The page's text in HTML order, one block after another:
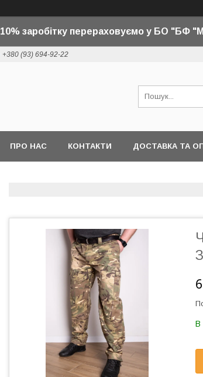
10% заробітку перераховуємо у БО "БФ
+380 (93) 694-92-22
ПРО НАС КОНТАКТИ ДОСТАВКА ТА
В